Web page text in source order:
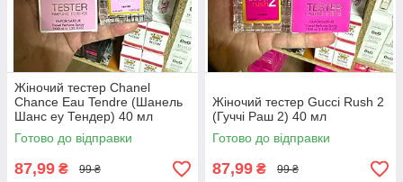
Жіночий тестер Chanel
Chance Eau Tendre (Шанель
Шанс еу Тендер) 40 мл
Готово до відправки
87,99 ₴ 99 ₴
Жіночий тестер Gucci Rush 2
(Гуччі Раш 2) 40 мл
Готово до відправки
87,99 ₴ 99 ₴